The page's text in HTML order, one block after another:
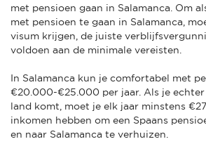
met pensioen gaan in Salamanca. Om
met pensioen te gaan in Salamanca,
visum krijgen, de juiste
voldoen aan de minimale vereisten.
In Salamanca kun je comfortabel met
€20.000-€25.000 per jaar. Als je
land komt, moet je elk jaar minstens
inkomen hebben om een Spaans
en naar Salamanca te verhuizen.